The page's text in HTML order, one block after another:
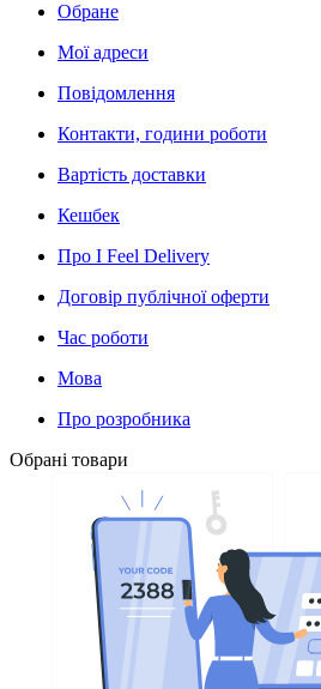
Обране
Мої адреси
Повідомлення
Контакти, години роботи
Вартість доставки
Кешбек
Про I Feel Delivery
Договір публічної оферти
Час роботи
Мова
Про розробника
Обрані товари